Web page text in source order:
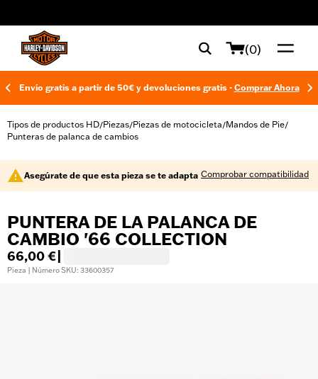
(0)
Envío gratis a partir de 50€ y devoluciones gratis - Comprar Ahora
Tipos de productos HD/Piezas/Piezas de motocicleta/Mandos de Pie/
Punteras de palanca de cambios
Asegúrate de que esta pieza se te adapta Comprobar compatibilidad
PUNTERA DE LA PALANCA DE
CAMBIO '66 COLLECTION
66,00 €
Pieza | Número SKU: 33600357